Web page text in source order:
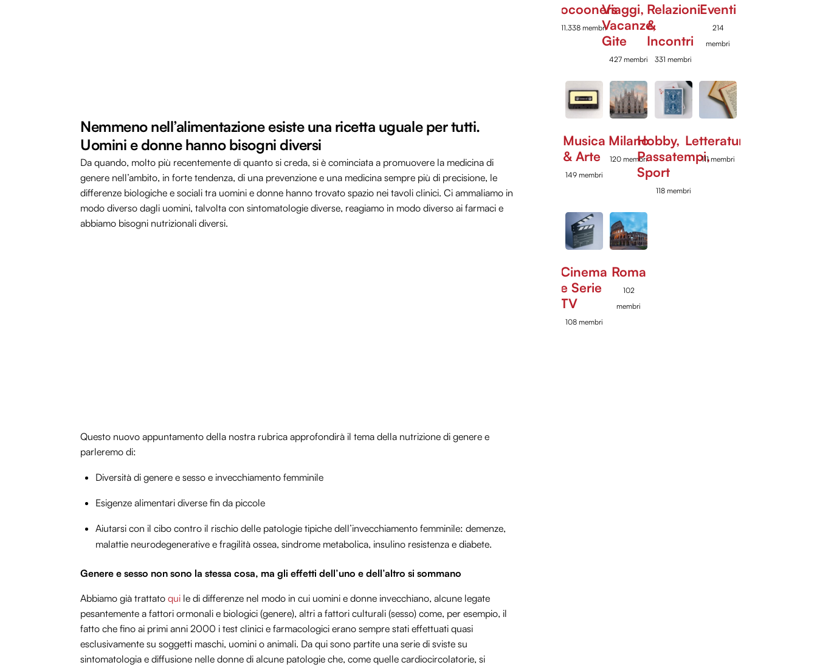
Nemmeno nell’alimentazione esiste una ricetta uguale per tutti.
Uomini e donne hanno bisogni diversi
Da quando, molto più recentemente di quanto si creda, si è cominciata a promuovere la medicina di
genere nell’ambito, in forte tendenza, di una prevenzione e una medicina sempre più di precisione, le
differenze biologiche e sociali tra uomini e donne hanno trovato spazio nei tavoli clinici. Ci ammaliamo in
modo diverso dagli uomini, talvolta con sintomatologie diverse, reagiamo in modo diverso ai farmaci e
abbiamo bisogni nutrizionali diversi.
Questo nuovo appuntamento della nostra rubrica approfondirà il tema della nutrizione di genere e
parleremo di:
Diversità di genere e sesso e invecchiamento femminile
Esigenze alimentari diverse fin da piccole
Aiutarsi con il cibo contro il rischio delle patologie tipiche dell’invecchiamento femminile: demenze,
malattie neurodegenerative e fragilità ossea, sindrome metabolica, insulino resistenza e diabete.
Genere e sesso non sono la stessa cosa, ma gli effetti dell’uno e dell’altro si sommano
Abbiamo già trattato qui le di differenze nel modo in cui uomini e donne invecchiano, alcune legate
pesantemente a fattori ormonali e biologici (genere), altri a fattori culturali (sesso) come, per esempio, il
fatto che fino ai primi anni 2000 i test clinici e farmacologici erano sempre stati effettuati quasi
esclusivamente su soggetti maschi, uomini o animali. Da qui sono partite una serie di sviste su
sintomatologia e diffusione nelle donne di alcune patologie che, come quelle cardiocircolatorie, si
Cocooners
11.338 membri
Viaggi,
Vacanze,
Gite
427 membri
Relazioni
&
Incontri
331 membri
Eventi
214
membri
Musica
& Arte
149 membri
Milano
120 membri
Hobby,
Passatempi,
Sport
118 membri
Letteratura
111 membri
Cinema
e Serie
TV
108 membri
Roma
102
membri